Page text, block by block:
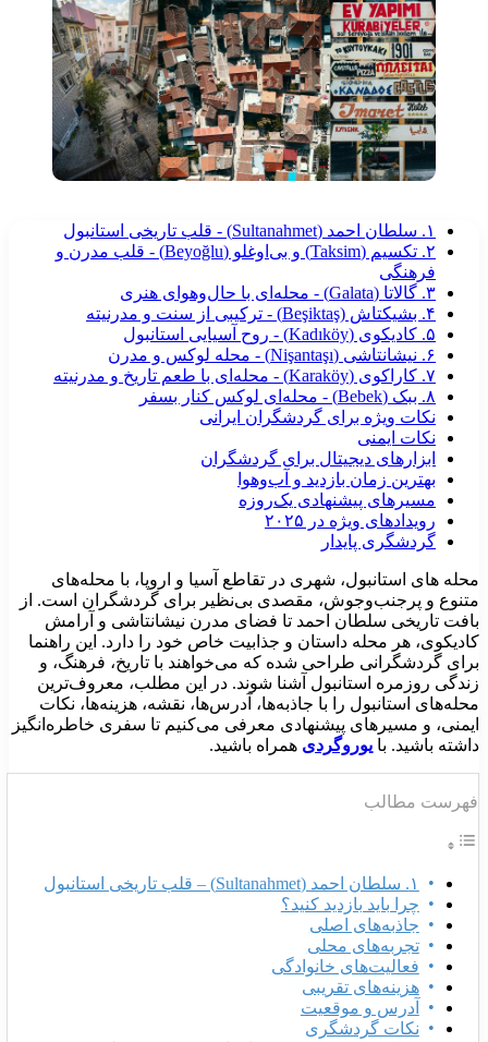
۱. سلطان احمد (Sultanahmet) - قلب تاریخی استانبول
۲. تکسیم (Taksim) و بی‌اوغلو (Beyoğlu) - قلب مدرن و
فرهنگی
۳. گالاتا (Galata) - محله‌ای با حال‌وهوای هنری
۴. بشیکتاش (Beşiktaş) - ترکیبی از سنت و مدرنیته
۵. کادیکوی (Kadıköy) - روح آسیایی استانبول
۶. نیشانتاشی (Nişantaşı) - محله لوکس و مدرن
۷. کاراکوی (Karaköy) - محله‌ای با طعم تاریخ و مدرنیته
۸. ببک (Bebek) - محله‌ای لوکس کنار بسفر
نکات ویژه برای گردشگران ایرانی
نکات ایمنی
ابزارهای دیجیتال برای گردشگران
بهترین زمان بازدید و آب‌وهوا
مسیرهای پیشنهادی یک‌روزه
رویدادهای ویژه در ۲۰۲۵
گردشگری پایدار
های استانبول، شهری در تقاطع آسیا و اروپا، با محله‌های
و پرجنب‌وجوش، مقصدی بی‌نظیر برای گردشگران است. از
تاریخی سلطان احمد تا فضای مدرن نیشانتاشی و آرامش
هر محله داستان و جذابیت خاص خود را دارد. این راهنما
گردشگرانی طراحی شده که می‌خواهند با تاریخ، فرهنگ، و
روزمره استانبول آشنا شوند. در این مطلب، معروف‌ترین
استانبول را با جاذبه‌ها، آدرس‌ها، نقشه، هزینه‌ها، نکات
و مسیرهای پیشنهادی معرفی می‌کنیم تا سفری خاطره‌انگیز
باشید. با یوروگردیهمراه باشید.
مطالب
۱. سلطان احمد (Sultanahmet) – قلب تاریخی استانبول
چرا باید بازدید کنید؟
جاذبه‌های اصلی
تجربه‌های محلی
فعالیت‌های خانوادگی
هزینه‌های تقریبی
آدرس و موقعیت
نکات گردشگری